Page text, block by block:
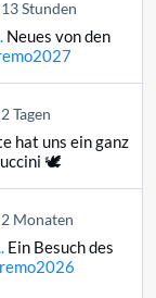
13 Stunden
Neues von den
2 Tagen
hat uns ein ganz
🕊️
2 Monaten
Ein Besuch des